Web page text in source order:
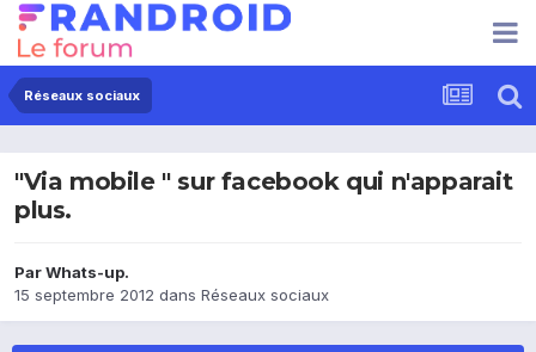
Réseaux sociaux
"Via mobile " sur facebook qui n'apparait
plus.
ParWhats-up.
15 septembre 2012 dans Réseaux sociaux